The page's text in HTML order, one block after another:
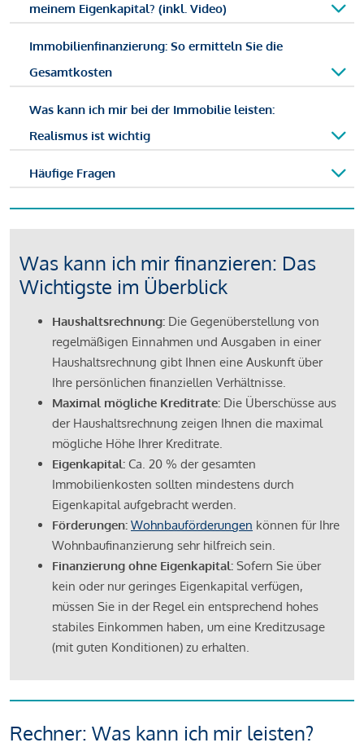
meinem Eigenkapital? (inkl. Video)
Immobilienfinanzierung: So ermitteln Sie die
Gesamtkosten
Was kann ich mir bei der Immobilie leisten:
Realismus ist wichtig
Häufige Fragen
Was kann ich mir finanzieren: Das
Wichtigste im Überblick
Haushaltsrechnung: Die Gegenüberstellung von
regelmäßigen Einnahmen und Ausgaben in einer
Haushaltsrechnung gibt Ihnen eine Auskunft über
Ihre persönlichen finanziellen Verhältnisse.
Maximal mögliche Kreditrate: Die Überschüsse aus
der Haushaltsrechnung zeigen Ihnen die maximal
mögliche Höhe Ihrer Kreditrate.
Eigenkapital: Ca. 20 % der gesamten
Immobilienkosten sollten mindestens durch
Eigenkapital aufgebracht werden.
Förderungen: Wohnbauförderungen können für Ihre
Wohnbaufinanzierung sehr hilfreich sein.
Finanzierung ohne Eigenkapital: Sofern Sie über
kein oder nur geringes Eigenkapital verfügen,
müssen Sie in der Regel ein entsprechend hohes
stabiles Einkommen haben, um eine Kreditzusage
(mit guten Konditionen) zu erhalten.
Rechner: Was kann ich mir leisten?